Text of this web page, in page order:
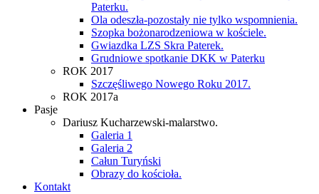
Paterku.
Ola odeszła-pozostały nie tylko wspomnienia.
Szopka bożonarodzeniowa w kościele.
Gwiazdka LZS Skra Paterek.
Grudniowe spotkanie DKK w Paterku
ROK 2017
Szczęśliwego Nowego Roku 2017.
ROK 2017a
Pasje
Dariusz Kucharzewski-malarstwo.
Galeria 1
Galeria 2
Całun Turyński
Obrazy do kościoła.
Kontakt